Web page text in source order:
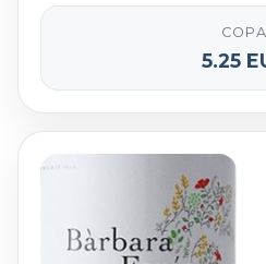
COPA
5.25